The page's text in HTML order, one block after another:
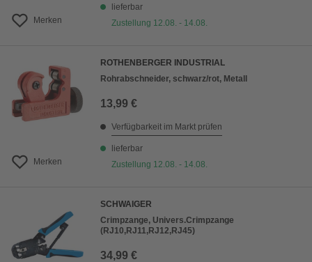
Merken
lieferbar
Zustellung 12.08. - 14.08.
Merken
ROTHENBERGER INDUSTRIAL
Rohrabschneider, schwarz/rot, Metall
13,99 €
Verfügbarkeit im Markt prüfen
lieferbar
Zustellung 12.08. - 14.08.
SCHWAIGER
Crimpzange, Univers.Crimpzange
(RJ10,RJ11,RJ12,RJ45)
34,99 €